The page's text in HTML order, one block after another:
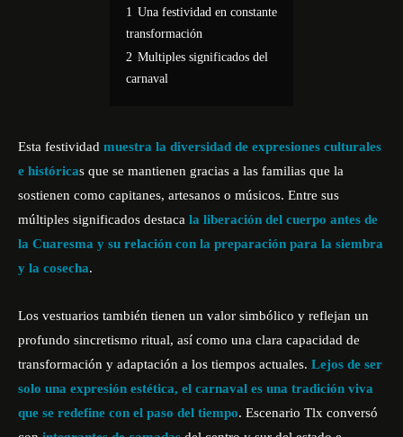
1 Una festividad en constante
transformación
2 Multiples significados del
carnaval
Esta festividad muestra la diversidad de expresiones culturales
e históricas que se mantienen gracias a las familias que la
sostienen como capitanes, artesanos o músicos. Entre sus
múltiples significados destaca la liberación del cuerpo antes de
la Cuaresma y su relación con la preparación para la siembra
y la cosecha.
Los vestuarios también tienen un valor simbólico y reflejan un
profundo sincretismo ritual, así como una clara capacidad de
transformación y adaptación a los tiempos actuales. Lejos de ser
solo una expresión estética, el carnaval es una tradición viva
que se redefine con el paso del tiempo. Escenario Tlx conversó